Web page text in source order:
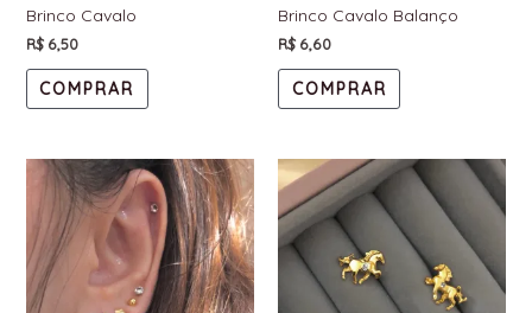
Brinco Cavalo
R$6,50
COMPRAR
Brinco Cavalo Balanço
R$ 6,60
COMPRAR